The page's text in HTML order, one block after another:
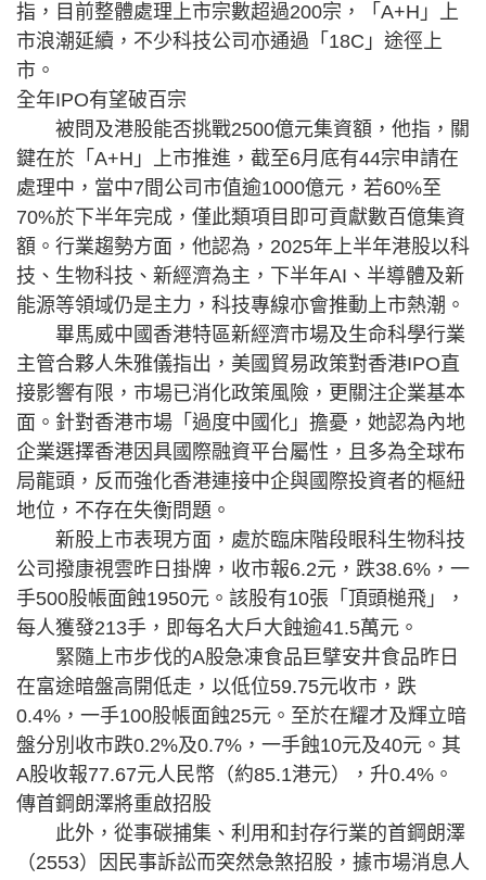
指，目前整體處理上市宗數超過200宗，「A+H」上
市浪潮延續，不少科技公司亦通過「18C」途徑上
市。
全年IPO有望破百宗
被問及港股能否挑戰2500億元集資額，他指，關
鍵在於「A+H」上市推進，截至6月底有44宗申請在
處理中，當中7間公司市值逾1000億元，若60%至
70%於下半年完成，僅此類項目即可貢獻數百億集資
額。行業趨勢方面，他認為，2025年上半年港股以科
技、生物科技、新經濟為主，下半年AI、半導體及新
能源等領域仍是主力，科技專線亦會推動上市熱潮。
畢馬威中國香港特區新經濟市場及生命科學行業
主管合夥人朱雅儀指出，美國貿易政策對香港IPO直
接影響有限，市場已消化政策風險，更關注企業基本
面。針對香港市場「過度中國化」擔憂，她認為內地
企業選擇香港因具國際融資平台屬性，且多為全球布
局龍頭，反而強化香港連接中企與國際投資者的樞紐
地位，不存在失衡問題。
新股上市表現方面，處於臨床階段眼科生物科技
公司撥康視雲昨日掛牌，收市報6.2元，跌38.6%，一
手500股帳面蝕1950元。該股有10張「頂頭槌飛」，
每人獲發213手，即每名大戶大蝕逾41.5萬元。
緊隨上市步伐的A股急凍食品巨擘安井食品昨日
在富途暗盤高開低走，以低位59.75元收市，跌
0.4%，一手100股帳面蝕25元。至於在耀才及輝立暗
盤分別收市跌0.2%及0.7%，一手蝕10元及40元。其
A股收報77.67元人民幣（約85.1港元），升0.4%。
傳首鋼朗澤將重啟招股
此外，從事碳捕集、利用和封存行業的首鋼朗澤
（2553）因民事訴訟而突然急煞招股，據市場消息人